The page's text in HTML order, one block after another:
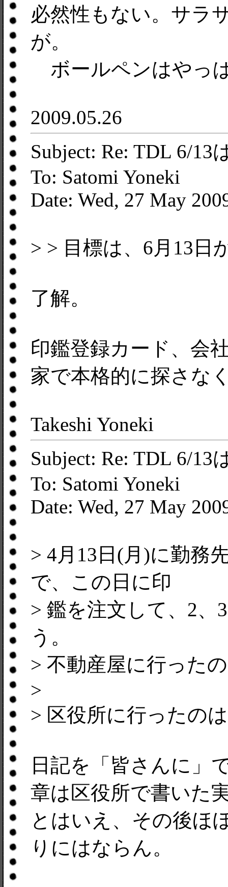
必然性もない。サラ
が。
ボールペンはやっ
2009.05.26
Subject: Re: TDL 6/13
To: Satomi Yoneki
Date: Wed, 27 May
> > 目標は、6月13日
了解。
印鑑登録カード、会
家で本格的に探さな
Takeshi Yoneki
Subject: Re: TDL 6/13
To: Satomi Yoneki
Date: Wed, 27 May
> 4月13日(月)に勤務
で、この日に印
> 鑑を注文して、2、
う。
> 不動産屋に行った
>
> 区役所に行ったの
日記を「皆さんに」
章は区役所で書いた
とはいえ、その後ほ
りにはならん。